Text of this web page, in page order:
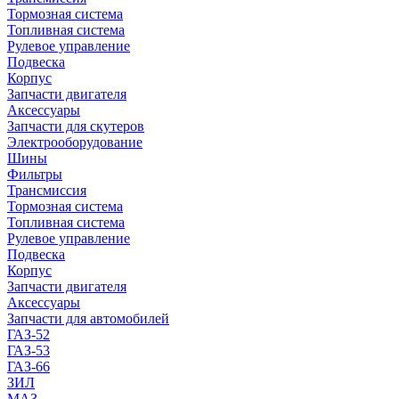
Тормозная система
Топливная система
Рулевое управление
Подвеска
Корпус
Запчасти двигателя
Аксессуары
Запчасти для скутеров
Электрооборудование
Шины
Фильтры
Трансмиссия
Тормозная система
Топливная система
Рулевое управление
Подвеска
Корпус
Запчасти двигателя
Аксессуары
Запчасти для автомобилей
ГАЗ-52
ГАЗ-53
ГАЗ-66
ЗИЛ